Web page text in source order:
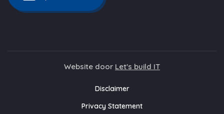
Website door Let's build IT
Disclaimer
Privacy Statement